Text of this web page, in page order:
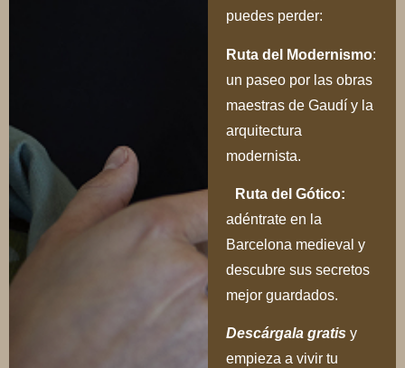
puedes perder:
Ruta del Modernismo:
un paseo por las obras
maestras de Gaudí y la
arquitectura
modernista.
Ruta del Gótico:
adéntrate en la
Barcelona medieval y
descubre sus secretos
mejor guardados.
Descárgala gratis y
empieza a vivir tu